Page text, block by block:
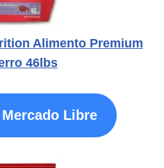
Alimento Premium
46lbs
Libre